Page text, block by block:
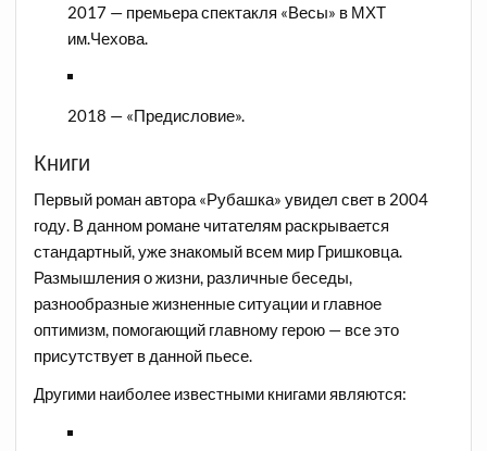
2017 — премьера спектакля «Весы» в МХТ
им.Чехова.
2018 — «Предисловие».
Книги
Первый роман автора «Рубашка» увидел свет в 2004
году. В данном романе читателям раскрывается
стандартный, уже знакомый всем мир Гришковца.
Размышления о жизни, различные беседы,
разнообразные жизненные ситуации и главное
оптимизм, помогающий главному герою — все это
присутствует в данной пьесе.
Другими наиболее известными книгами являются: